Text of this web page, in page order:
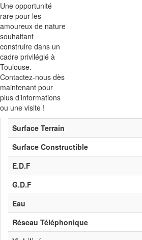
Une opportunité
rare pour les
amoureux de nature
souhaitant
construire dans un
cadre privilégié à
Toulouse.
Contactez-nous dès
maintenant pour
plus d’informations
ou une visite !
Surface Terrain
Surface Constructible
E.D.F
G.D.F
Eau
Réseau Téléphonique